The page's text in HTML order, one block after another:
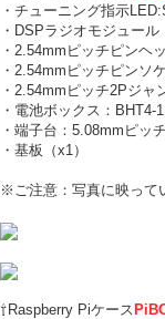
・チューニング指示
・DSPラジオモジュー
・2.54mmピッチピンヘ
・2.54mmピッチピンソ
・2.54mmピッチ2Pジ
・電池ボックス：BHT4-
・端子台：5.08mmピッ
・基板（x1）
※ご注意：写真に映って
⇧Raspberry Piケース